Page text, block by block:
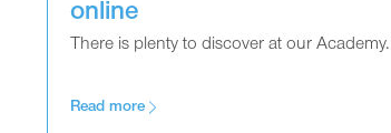
online
There is plenty to discover at our
Read more